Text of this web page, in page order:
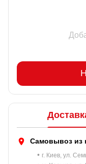
Самовывоз из
• г. Киев, ул.